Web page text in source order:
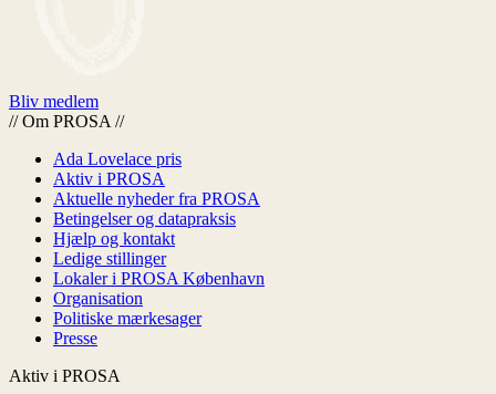
Bliv medlem
// Om PROSA //
Ada Lovelace pris
Aktiv i PROSA
Aktuelle nyheder fra PROSA
Betingelser og datapraksis
Hjælp og kontakt
Ledige stillinger
Lokaler i PROSA København
Organisation
Politiske mærkesager
Presse
Aktiv i PROSA